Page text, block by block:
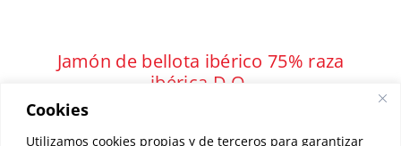
Cookies
Utilizamos cookies propias y de terceros para garantizar
Jamón de bellota ibérico 75% raza
ibérica D.O.